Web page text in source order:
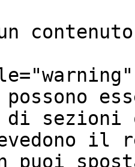
contenuto
sezioni
il
puoi